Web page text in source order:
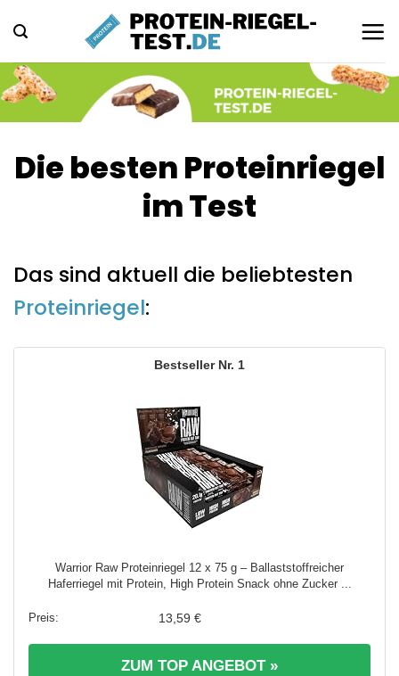
Inhalt
springen
Die besten Proteinriegel
im Test
Das sind aktuell die beliebtesten
Proteinriegel:
1
Warrior Raw Proteinriegel 12 x 75 g – Ballaststoffreicher
Haferriegel mit Protein, High Protein Snack ohne Zucker ...
13,59 €
ZUM TOP ANGEBOT »